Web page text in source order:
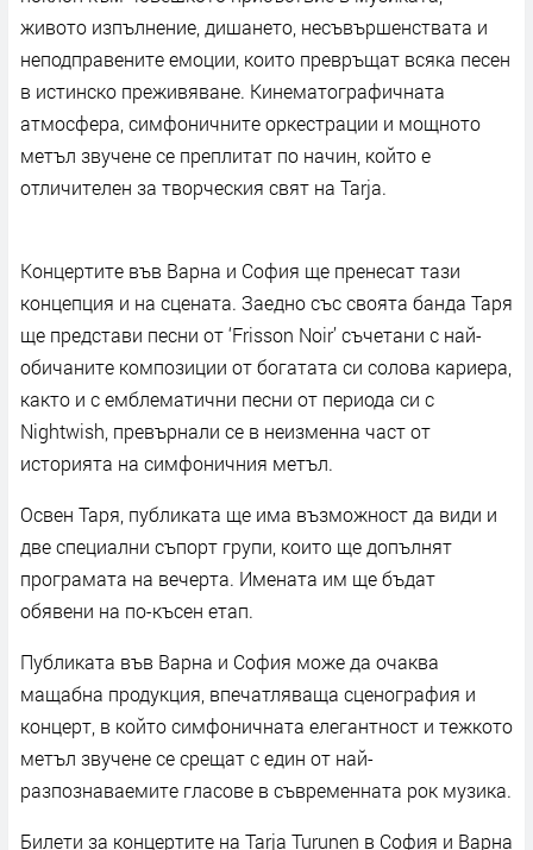
живото изпълнение, дишането, несъвършенствата и
неподправените емоции, които превръщат всяка песен
в истинско преживяване. Кинематографичната
атмосфера, симфоничните оркестрации и мощното
метъл звучене се преплитат по начин, който е
отличителен за творческия свят на Tarja.
Концертите във Варна и София ще пренесат тази
концепция и на сцената. Заедно със своята банда Таря
ще представи песни от ‘Frisson Noir’ съчетани с най-
обичаните композиции от богатата си солова кариера,
както и с емблематични песни от периода си с
Nightwish, превърнали се в неизменна част от
историята на симфоничния метъл.
Освен Таря, публиката ще има възможност да види и
две специални съпорт групи, които ще допълнят
програмата на вечерта. Имената им ще бъдат
обявени на по-късен етап.
Публиката във Варна и София може да очаква
мащабна продукция, впечатляваща сценография и
концерт, в който симфоничната елегантност и тежкото
метъл звучене се срещат с един от най-
разпознаваемите гласове в съвременната рок музика.
Билети за концертите на Tarja Turunen в София и Варна